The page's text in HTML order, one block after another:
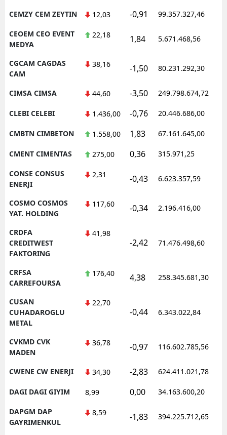
CEMZY CEM ZEYTIN 12,03 -0,91 99.357.327,46
CEOEM CEO EVENT
MEDYA
22,18 1,84 5.671.468,56
CGCAM CAGDAS
CAM
38,16 -1,50 80.231.292,30
CIMSA CIMSA 44,60 -3,50 249.798.674,72
CLEBI CELEBI 1.436,00 -0,76 20.446.686,00
CMBTN CIMBETON 1.558,00 1,83 67.161.645,00
CMENT CIMENTAS 275,00 0,36 315.971,25
CONSE CONSUS
ENERJI
2,31 -0,43 6.623.357,59
COSMO COSMOS
YAT. HOLDING
117,60 -0,34 2.196.416,00
CRDFA
CREDITWEST
FAKTORING
41,98
-2,42 71.476.498,60
CRFSA
CARREFOURSA
176,40 4,38 258.345.681,30
CUSAN
CUHADAROGLU
METAL
22,70
-0,44 6.343.022,84
CVKMD CVK
MADEN
36,78 -0,97 116.602.785,56
CWENE CW ENERJI 34,30 -2,83 624.411.021,78
DAGI DAGI GIYIM 8,99 0,00 34.163.600,20
DAPGM DAP
GAYRIMENKUL
8,59 -1,83 394.225.712,65